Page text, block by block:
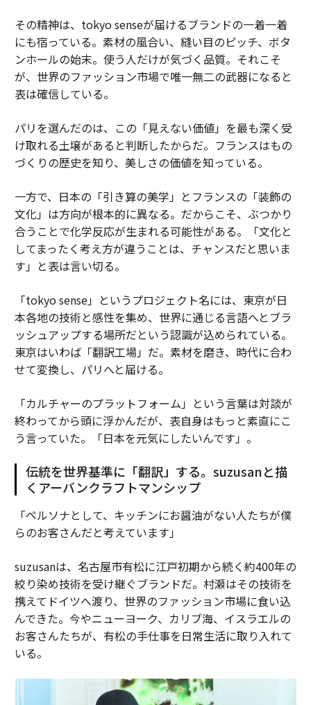
その精神は、tokyo senseが届けるブランドの一着一着
にも宿っている。素材の風合い、縫い目のピッチ、ボタ
ンホールの始末。使う人だけが気づく品質。それこそ
が、世界のファッション市場で唯一無二の武器になると
表は確信している。
パリを選んだのは、この「見えない価値」を最も深く受
け取れる土壌があると判断したからだ。フランスはもの
づくりの歴史を知り、美しさの価値を知っている。
一方で、日本の「引き算の美学」とフランスの「装飾の
文化」は方向が根本的に異なる。だからこそ、ぶつかり
合うことで化学反応が生まれる可能性がある。「文化と
してまったく考え方が違うことは、チャンスだと思いま
す」と表は言い切る。
「tokyo sense」というプロジェクト名には、東京が日
本各地の技術と感性を集め、世界に通じる言語へとブラ
ッシュアップする場所だという認識が込められている。
東京はいわば「翻訳工場」だ。素材を磨き、時代に合わ
せて変換し、パリへと届ける。
「カルチャーのプラットフォーム」という言葉は対談が
終わってから頭に浮かんだが、表自身はもっと素直にこ
う言っていた。「日本を元気にしたいんです」。
伝統を世界基準に「翻訳」する。suzusanと描
くアーバンクラフトマンシップ
「ペルソナとして、キッチンにお醤油がない人たちが僕
らのお客さんだと考えています」
suzusanは、名古屋市有松に江戸初期から続く約400年の
絞り染め技術を受け継ぐブランドだ。村瀬はその技術を
携えてドイツへ渡り、世界のファッション市場に食い込
んできた。今やニューヨーク、カリブ海、イスラエルの
お客さんたちが、有松の手仕事を日常生活に取り入れて
いる。